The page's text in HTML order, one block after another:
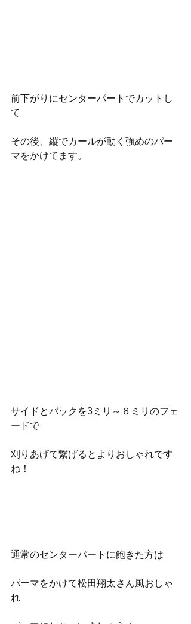
前下がりにセンターパートでカットし
て
その後、縦でカールが動く強めのパー
マをかけてます。
サイドとバックを3ミリ～６ミリのフェ
ードで
刈りあげて繋げるとよりおしゃれです
ね！
通常のセンターパートに飽きた方は
パーマをかけて松田翔太さん風おしゃ
れ